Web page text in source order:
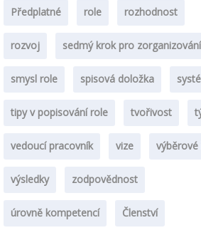
Předplatné role rozhodnost
rozvoj sedmý krok pro
smysl role spisová doložka
tipy v popisování role tvořivost
vedoucí pracovník vize výběrové
výsledky zodpovědnost
úrovně kompetencí Členství